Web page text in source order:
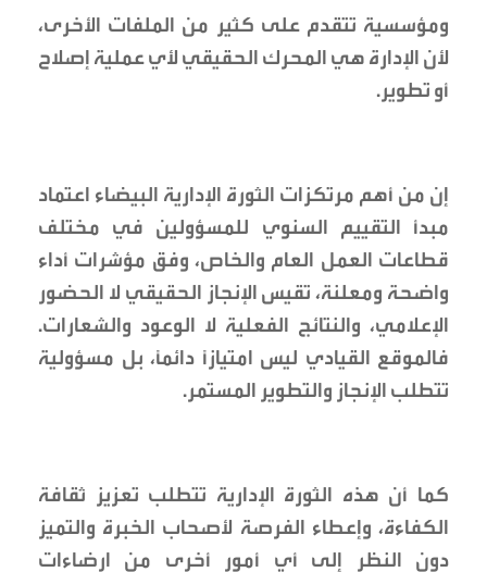
ومؤسسية تتقدم على كثير من الملفات الأخرى،
لأن الإدارة هي المحرك الحقيقي لأي عملية إصلاح
أو تطوير.
إن من أهم مرتكزات الثورة الإدارية البيضاء اعتماد
مبدأ التقييم السنوي للمسؤولين في مختلف
قطاعات العمل العام والخاص، وفق مؤشرات أداء
واضحة ومعلنة، تقيس الإنجاز الحقيقي لا الحضور
الإعلامي، والنتائج الفعلية لا الوعود والشعارات.
فالموقع القيادي ليس امتيازًا دائمًا، بل مسؤولية
تتطلب الإنجاز والتطوير المستمر.
كما أن هذه الثورة الإدارية تتطلب تعزيز ثقافة
الكفاءة، وإعطاء الفرصة لأصحاب الخبرة والتميز
دون النظر إلى أي أمور أخرى من ارضاءات